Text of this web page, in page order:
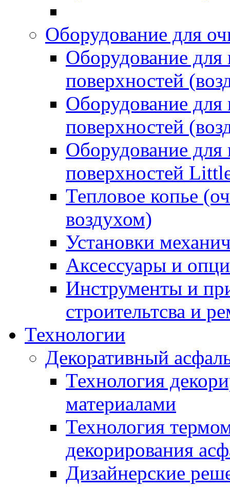
Оборудование для
Оборудование
поверхностей
Оборудование
поверхностей
Оборудование
поверхностей
Тепловое копье
воздухом)
Установки
Аксессуары и
Инструменты и
строительтсва и
Технологии
Декоративный
Технология
материалами
Технология
декорирования
Дизайнерские